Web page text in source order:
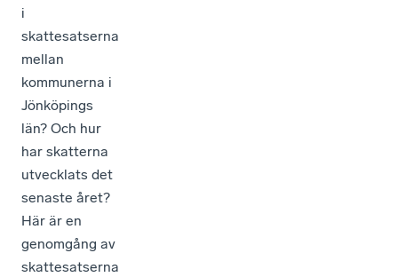
i
skattesatserna
mellan
kommunerna i
Jönköpings
län? Och hur
har skatterna
utvecklats det
senaste året?
Här är en
genomgång av
skattesatserna